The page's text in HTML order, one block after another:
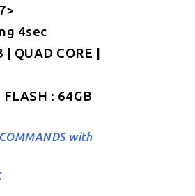
4sec
QUAD CORE |
: 64GB
COMMANDS with